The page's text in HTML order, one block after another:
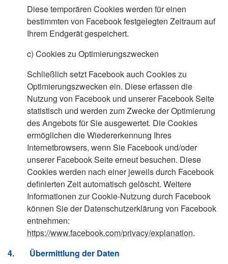
Diese temporären Cookies werden für einen
bestimmten von Facebook festgelegten Zeitraum auf
Ihrem Endgerät gespeichert.
c) Cookies zu Optimierungszwecken
Schließlich setzt Facebook auch Cookies zu
Optimierungszwecken ein. Diese erfassen die
Nutzung von Facebook und unserer Facebook Seite
statistisch und werden zum Zwecke der Optimierung
des Angebots für Sie ausgewertet. Die Cookies
ermöglichen die Wiedererkennung Ihres
Internetbrowsers, wenn Sie Facebook und/oder
unserer Facebook Seite erneut besuchen. Diese
Cookies werden nach einer jeweils durch Facebook
definierten Zeit automatisch gelöscht. Weitere
Informationen zur Cookie-Nutzung durch Facebook
können Sie der Datenschutzerklärung von Facebook
entnehmen:
https://www.facebook.com/privacy/explanation.
4.
Übermittlung der Daten